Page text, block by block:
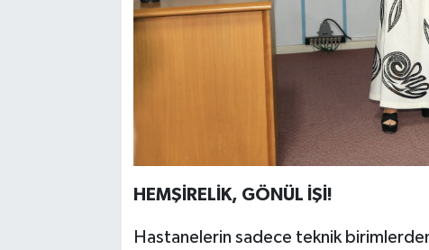
HEMŞİRELİK, GÖNÜL İŞİ!
Hastanelerin sadece teknik